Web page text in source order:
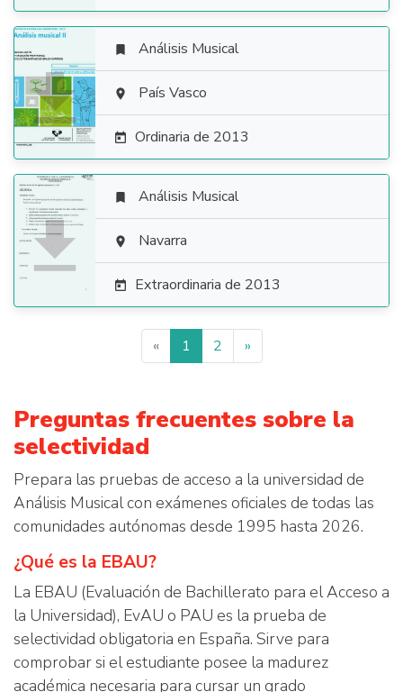

 Análisis Musical
 País Vasco
 Ordinaria de 2013

 Análisis Musical
 Navarra
 Extraordinaria de 2013
« 1 2 »
Preguntas frecuentes sobre la
selectividad
Prepara las pruebas de acceso a la universidad de
Análisis Musical con exámenes oficiales de todas las
comunidades autónomas desde 1995 hasta 2026.
¿Qué es la EBAU?
La EBAU (Evaluación de Bachillerato para el Acceso a
la Universidad), EvAU o PAU es la prueba de
selectividad obligatoria en España. Sirve para
comprobar si el estudiante posee la madurez
académica necesaria para cursar un grado